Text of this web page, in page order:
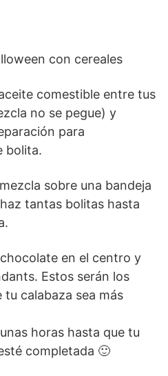
comestible entre tus
no se pegue) y
para
bolita.
sobre una bandeja
tantas bolitas hasta
en el centro y
Estos serán los
tu calabaza sea más
horas hasta que tu
completada 🙂